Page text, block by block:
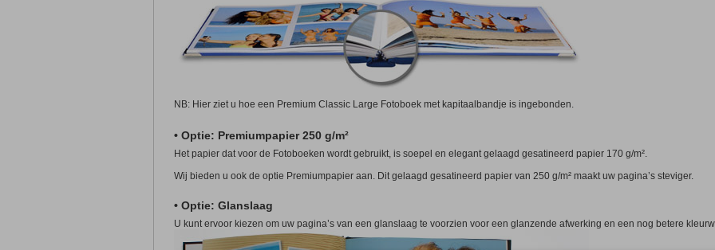
NB: Hier ziet u hoe een Premium Classic Large Fotoboek met kapitaalbandje is ingebonden.
• Optie: Premiumpapier 250 g/m²
Het papier dat voor de Fotoboeken wordt gebruikt, is soepel en elegant gelaagd gesatineerd papier 170 g/m².
Wij bieden u ook de optie Premiumpapier aan. Dit gelaagd gesatineerd papier van 250 g/m² maakt uw pagina’s steviger.
• Optie: Glanslaag
U kunt ervoor kiezen om uw pagina’s van een glanslaag te voorzien voor een glanzende afwerking en een nog betere